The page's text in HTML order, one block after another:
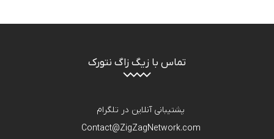
تماس با زیگ زاگ نتورک
پشتیبانی آنلاین در تلگرام
Contact@ZigZagNetwork.com